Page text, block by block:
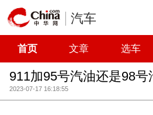
汽车
首页 文章 选车
911加95号汽油还是98号
2023-07-17 16:18:55